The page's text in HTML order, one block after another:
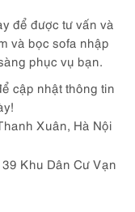
để được tư vấn và
và bọc sofa nhập
phục vụ bạn.
cập nhật thông tin
Xuân, Hà Nội
Khu Dân Cư Vạn